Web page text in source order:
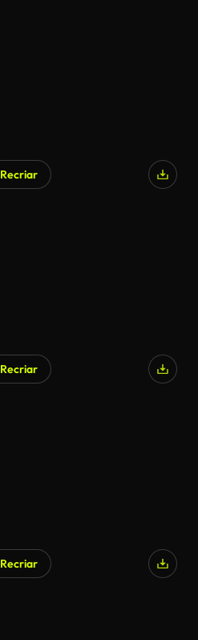
Recriar
Recriar
Recriar